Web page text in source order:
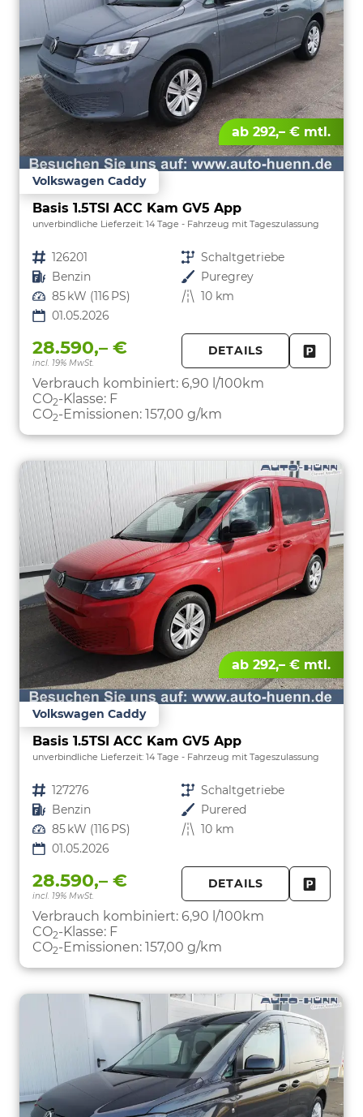
ab 292,– € mtl.
Volkswagen Caddy
Basis 1.5TSI ACC Kam GV5 App
unverbindliche Lieferzeit: 14 Tage Fahrzeug mit Tageszulassung
Fahrzeugnr. 126201 Getriebe Schaltgetriebe
Kraftstoff Benzin Außenfarbe Puregrey
Leistung 85 kW (116 PS) Kilometerstand 10 km
01.05.2026
28.590,– €
incl. 19% MwSt.
DETAILS
Verbrauch kombiniert: 6,90 l/100km
CO2-Klasse: F
CO2-Emissionen: 157,00 g/km
ab 292,– € mtl.
Volkswagen Caddy
Basis 1.5TSI ACC Kam GV5 App
unverbindliche Lieferzeit: 14 Tage Fahrzeug mit Tageszulassung
Fahrzeugnr. 127276 Getriebe Schaltgetriebe
Kraftstoff Benzin Außenfarbe Purered
Leistung 85 kW (116 PS) Kilometerstand 10 km
01.05.2026
28.590,– €
incl. 19% MwSt.
DETAILS
Verbrauch kombiniert: 6,90 l/100km
CO2-Klasse: F
CO2-Emissionen: 157,00 g/km